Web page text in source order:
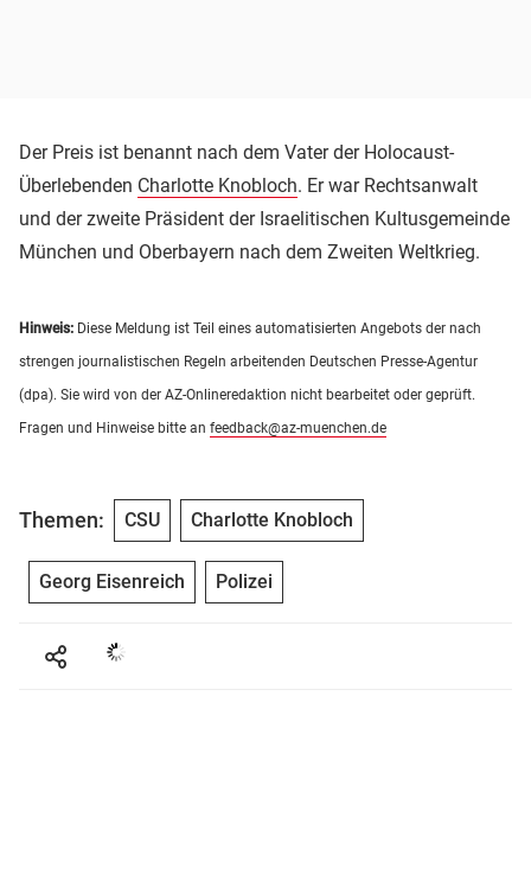
Der Preis ist benannt nach dem Vater der Holocaust-
Überlebenden Charlotte Knobloch. Er war Rechtsanwalt
und der zweite Präsident der Israelitischen Kultusgemeinde
München und Oberbayern nach dem Zweiten Weltkrieg.
Hinweis: Diese Meldung ist Teil eines automatisierten Angebots der nach
strengen journalistischen Regeln arbeitenden Deutschen Presse-Agentur
(dpa). Sie wird von der AZ-Onlineredaktion nicht bearbeitet oder geprüft.
Fragen und Hinweise bitte an feedback@az-muenchen.de
Themen: CSU Charlotte Knobloch
Georg Eisenreich Polizei